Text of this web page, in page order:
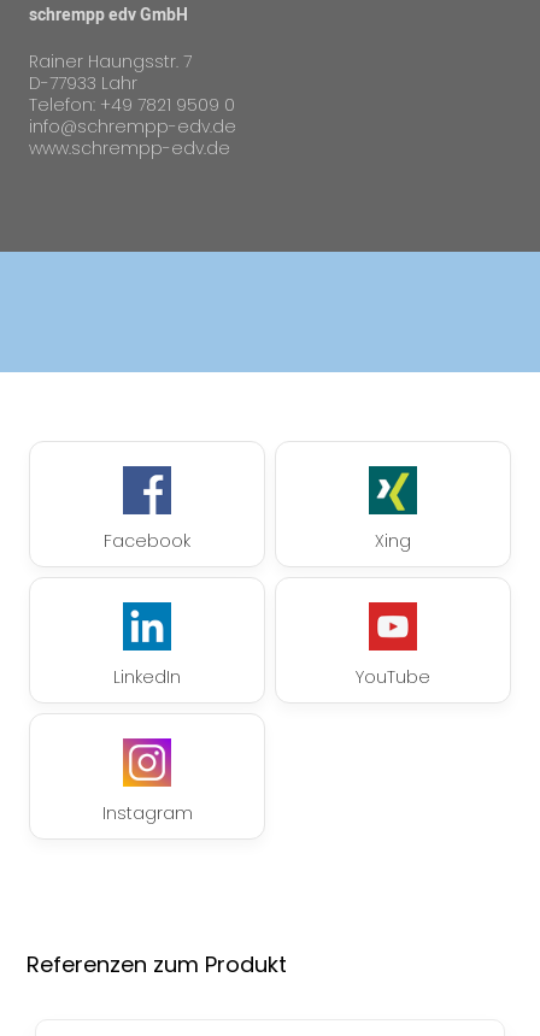
schrempp edv GmbH
Rainer Haungsstr. 7
D-77933 Lahr
Telefon: +49 7821 9509 0
info@schrempp-edv.de
www.schrempp-edv.de
Facebook Xing
LinkedIn YouTube
Instagram
Referenzen zum Produkt